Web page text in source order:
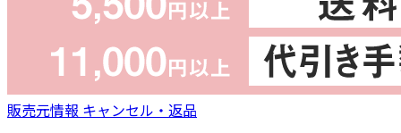
販売元情報 キャンセル・返品